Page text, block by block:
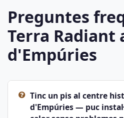
Preguntes
Terra Radiant
d'Empúries
Tinc un pis al centre
d'Empúries — puc